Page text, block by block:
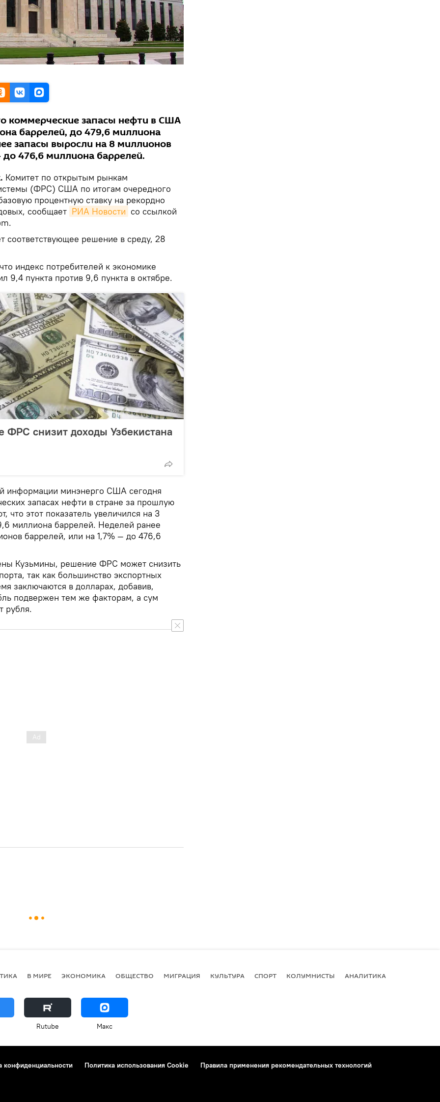
коммерческие запасы нефти в США
баррелей, до 479,6 миллиона
запасы выросли на 8 миллионов
до 476,6 миллиона баррелей.
Комитет по открытым рынкам
(ФРС) США по итогам очередного
процентную ставку на рекордно
сообщает РИА Новости со ссылкой
соответствующее решение в среду, 28
индекс потребителей к экономике
9,4 пункта против 9,6 пункта в октябре.
ФРС снизит доходы Узбекистана
информации минэнерго США сегодня
запасах нефти в стране за прошлую
что этот показатель увеличился на 3
миллиона баррелей. Неделей ранее
баррелей, или на 1,7% — до 476,6
Кузьмины, решение ФРС может снизить
так как большинство экспортных
заключаются в долларах, добавив,
подвержен тем же факторам, а сум
рубля.
В МИРЕ ЭКОНОМИКА ОБЩЕСТВО МИГРАЦИЯ КУЛЬТУРА СПОРТ КОЛУМНИСТЫ АНАЛИТИКА
Rutube Макс
конфиденциальности Политика использования Cookie
Правила применения рекомендательных технологий